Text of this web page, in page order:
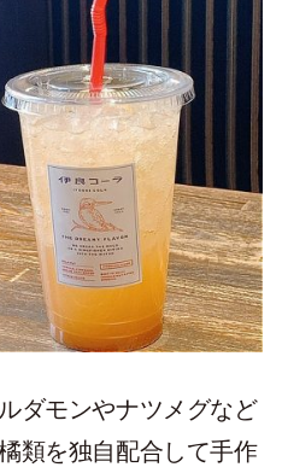
ダモンやナツメグなど
類を独自配合して手作